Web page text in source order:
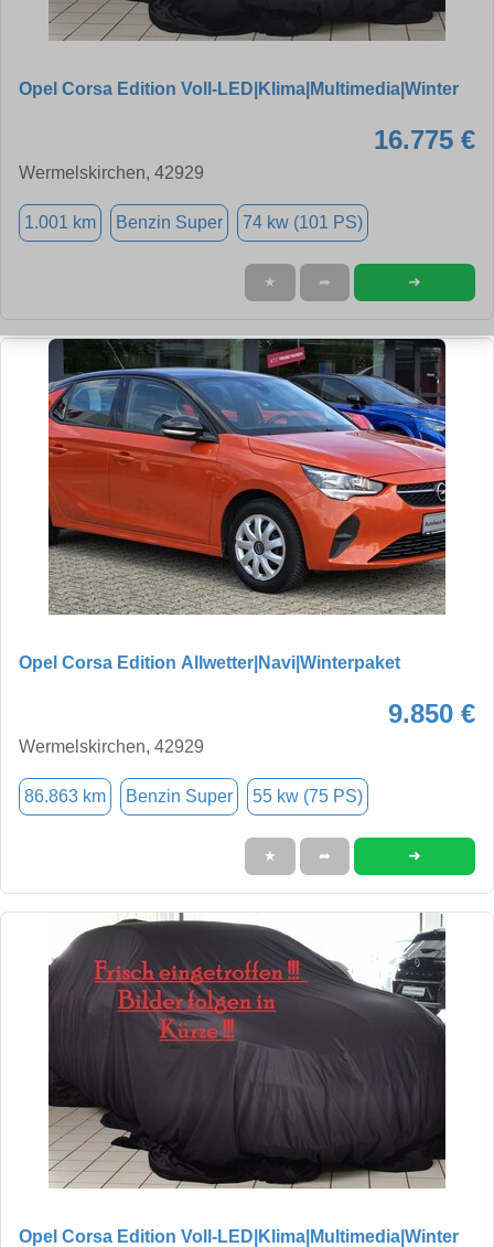
Opel Corsa Edition Voll-LED|Klima|Multimedia|Winter
16.775 €
Wermelskirchen, 42929
1.001 km Benzin Super 74 kw (101 PS)
★ ➦ ➜
Opel Corsa Edition Allwetter|Navi|Winterpaket
9.850 €
Wermelskirchen, 42929
86.863 km Benzin Super 55 kw (75 PS)
★ ➦ ➜
Opel Corsa Edition Voll-LED|Klima|Multimedia|Winter